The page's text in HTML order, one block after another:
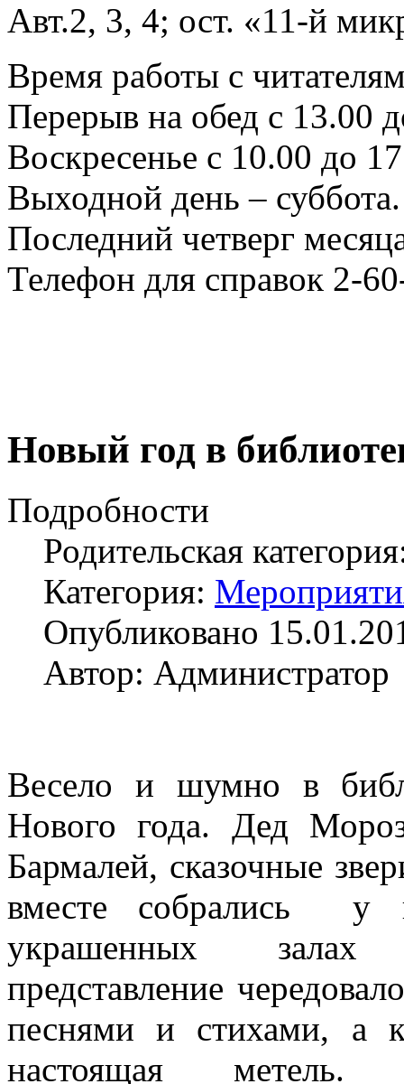
Авт.2, 3, 4; ост. «11-й
Время работы с
Перерыв на обед с 13.00
Воскресенье с 10.00 до
Выходной день – суббота.
Последний четверг
Телефон для справок 2-
Новый год в
Подробности
Родительская
Категория:
Опубликовано
Автор: Администратор
Весело и шумно в
Нового года. Дед
Бармалей, сказочные
вместе собрались у
украшенных залах
представление
песнями и стихами, а
настоящая метель.